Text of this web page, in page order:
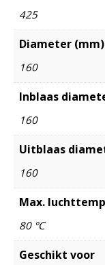
425
Diameter (mm)
160
Inblaas
160
Uitblaas
160
Max.
80 °C
Geschikt voor